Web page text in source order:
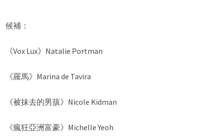
候補：
《Vox Lux》Natalie Portman
《羅馬》Marina de Tavira
《被抹去的男孩》Nicole Kidman
《瘋狂亞洲富豪》Michelle Yeoh